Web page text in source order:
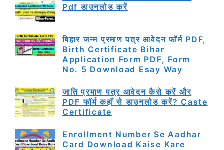
Pdf डाउनलोड करें
बिहार जन्म प्रमाण पत्र आवेदन फॉर्म PDF,
Birth Certificate Bihar
Application Form PDF, Form
No. 5 Download Esay Way
जाति प्रमाण पत्र आवेदन कैसे करें और
PDF फॉर्म कहाँ से डाउनलोड करें? Caste
Certificate
Enrollment Number Se Aadhar
Card Download Kaise Kare